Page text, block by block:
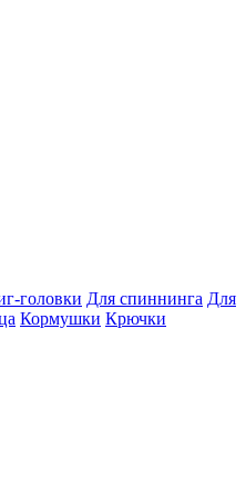
головки Для спиннинга Для
Кормушки Крючки